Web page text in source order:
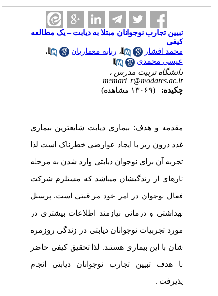
تبیین تجارب نوجوانان مبتلا به دیابت – یک مطالعه
کیفی
محمد افشار
،ربابه معماریان
،
عیسی محمدی
دانشگاه تربیت مدرس ،
memari_r@modares.ac.ir
چکیده:
مقدمه و هدف: بیماری دیابت شایعترین بیماری
غدد درون ریز با ایجاد عوارضی خطرناک است لذا
تجربه آن برای نوجوان دیابتی وارد شدن به مرحله
تازه­ای از زندگیشان می­باشد که مستلزم شرکت
فعال نوجوان در امر خود مراقبتی است. پرسنل
بهداشتی و درمانی نیازمند اطلاعات بیشتری در
مورد تجربیات نوجوانان دیابتی در زندگی روزمره
شان با این بیماری هستند. لذا تحقیق کیفی حاضر
با هدف تبیین تجارب نوجوانان دیابتی انجام
پذیرفت .